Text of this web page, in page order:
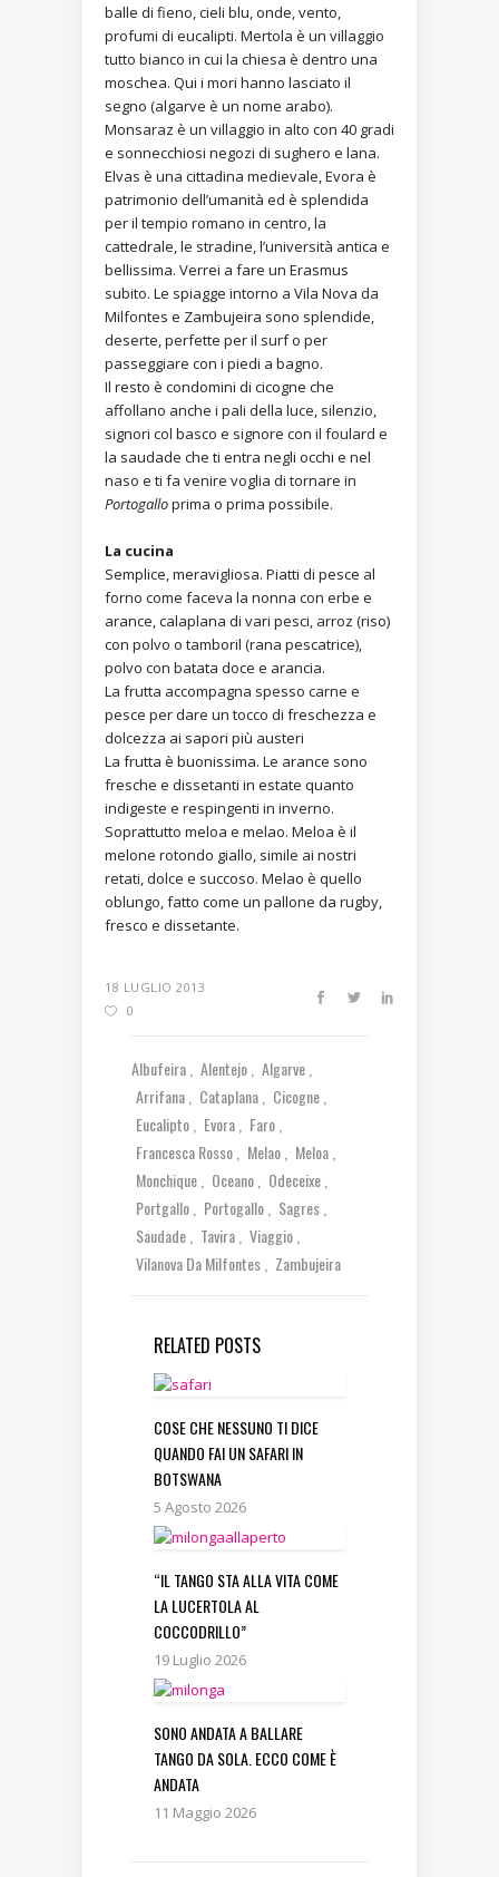
balle di fieno, cieli blu, onde, vento,
profumi di eucalipti. Mertola è un villaggio
tutto bianco in cui la chiesa è dentro una
moschea. Qui i mori hanno lasciato il
segno (algarve è un nome arabo).
Monsaraz è un villaggio in alto con 40 gradi
e sonnecchiosi negozi di sughero e lana.
Elvas è una cittadina medievale, Evora è
patrimonio dell’umanità ed è splendida
per il tempio romano in centro, la
cattedrale, le stradine, l’università antica e
bellissima. Verrei a fare un Erasmus
subito. Le spiagge intorno a Vila Nova da
Milfontes e Zambujeira sono splendide,
deserte, perfette per il surf o per
passeggiare con i piedi a bagno.
Il resto è condomini di cicogne che
affollano anche i pali della luce, silenzio,
signori col basco e signore con il foulard e
la saudade che ti entra negli occhi e nel
naso e ti fa venire voglia di tornare in
Portogalloprima o prima possibile.
La cucina
Semplice, meravigliosa. Piatti di pesce al
forno come faceva la nonna con erbe e
arance, calaplana di vari pesci, arroz (riso)
con polvo o tamboril (rana pescatrice),
polvo con batata doce e arancia.
La frutta accompagna spesso carne e
pesce per dare un tocco di freschezza e
dolcezza ai sapori più austeri
La frutta è buonissima. Le arance sono
fresche e dissetanti in estate quanto
indigeste e respingenti in inverno.
Soprattutto meloa e melao. Meloa è il
melone rotondo giallo, simile ai nostri
retati, dolce e succoso. Melao è quello
oblungo, fatto come un pallone da rugby,
fresco e dissetante.
18 LUGLIO 2013
0
Albufeira Alentejo
Algarve
Arrifana
Cataplana
Cicogne
Eucalipto
Evora
Faro
Francesca Rosso
Melao
Meloa
Monchique
Oceano
Odeceixe
Portgallo
Portogallo
Sagres
Saudade
Tavira
Viaggio
Vilanova Da Milfontes
Zambujeira
RELATED POSTS
COSE CHE NESSUNO TI DICE
QUANDO FAI UN SAFARI IN
BOTSWANA
5 Agosto 2026
“IL TANGO STA ALLA VITA COME
LA LUCERTOLA AL
COCCODRILLO”
19 Luglio 2026
SONO ANDATA A BALLARE
TANGO DA SOLA. ECCO COME È
ANDATA
11 Maggio 2026